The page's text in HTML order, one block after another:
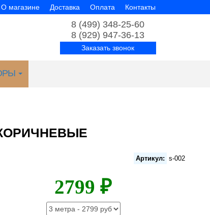
О магазине Доставка Оплата Контакты
8 (499) 348-25-60
8 (929) 947-36-13
Заказать звонок
Артикул: s-002
2799 ₽